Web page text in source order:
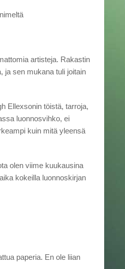
artisteja. Rakastin
ja sen mukana tuli joitain
Ellexsonin töistä, tarroja,
luonnosvihko, ei
kuin mitä yleensä
olen viime kuukausina
kokeilla luonnoskirjan
paperia. En ole liian